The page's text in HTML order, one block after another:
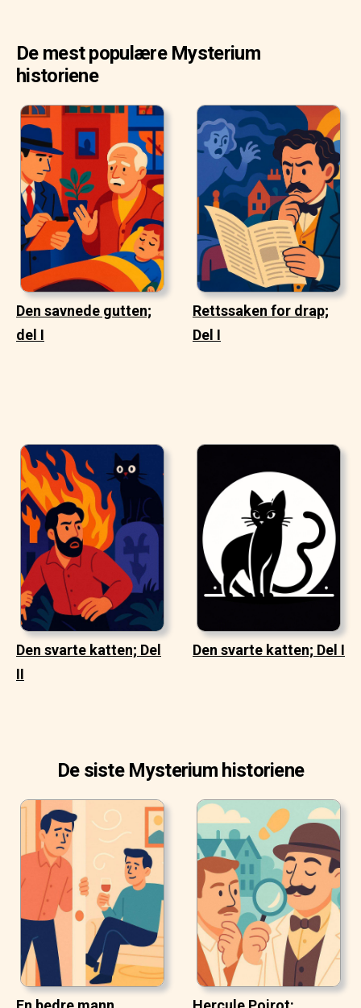
De mest populære Mysterium
historiene
Den savnede gutten;
del I
Rettssaken for drap;
Del I
Den svarte katten; Del
II
Den svarte katten; Del I
De siste Mysterium historiene